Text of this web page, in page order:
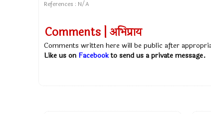
References : N/A
Comments | अभिप्राय
Comments written here will be public after
Like us on Facebookto send us a private message.